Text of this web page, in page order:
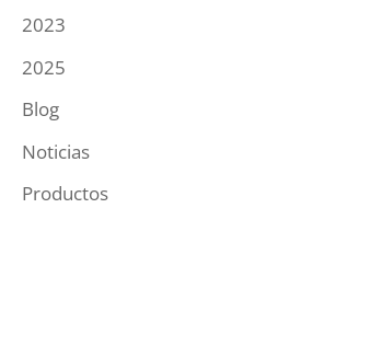
2023
2025
Blog
Noticias
Productos